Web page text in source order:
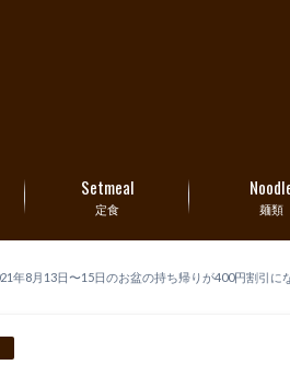
定食
Setmeal
麺類
年8月13日〜15日のお盆の持ち帰りが400円割引に